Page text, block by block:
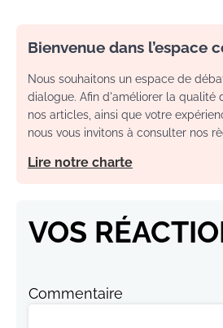
Bienvenue dans l’espace
Nous souhaitons un espace de
dialogue. Afin d'améliorer la qualité
nos articles, ainsi que votre
nous vous invitons à consulter nos
Lire notre charte
VOS
Commentaire